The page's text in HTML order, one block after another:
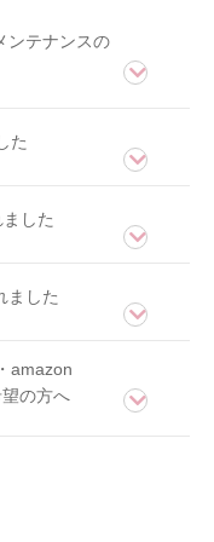
ンテナンスの
た
した
ました
amazon
の方へ